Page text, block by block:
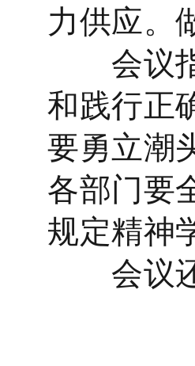
力供应。
会议指
和践行正
要勇立潮
各部门要
规定精神
会议还